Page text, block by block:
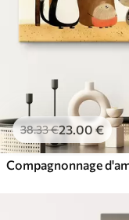
38.33€23.00 €